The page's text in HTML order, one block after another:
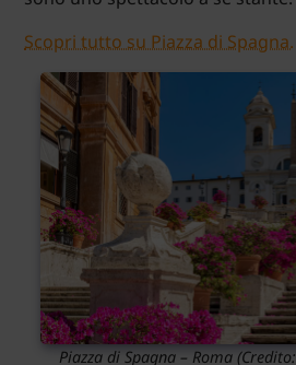
Scopri tutto su Piazza di Spagna.
Piazza di Spagna – Roma (Credito: